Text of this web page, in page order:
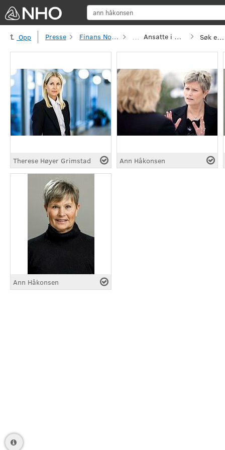
Opp Presse Finans Norge ... Ansatte i Finans Norge Søk etter
Therese Høyer Grimstad Ann Håkonsen
Ann Håkonsen